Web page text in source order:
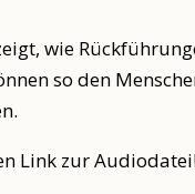
wie
so den
Link zur